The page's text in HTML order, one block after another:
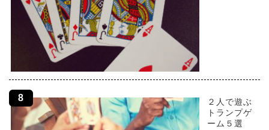
２人で遊ぶ
トランプゲ
ーム５選